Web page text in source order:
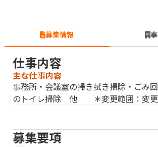
募集情報
仕事内容
主な仕事内容
事務所・会議室の掃き拭き掃除・ごみ
のトイレ掃除 他 ＊変更範囲：変更
募集要項